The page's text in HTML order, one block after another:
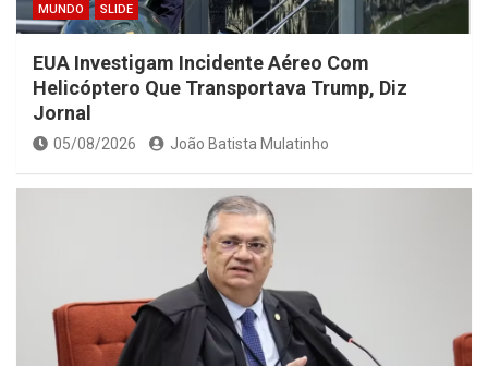
MUNDO SLIDE
EUA Investigam Incidente Aéreo Com
Helicóptero Que Transportava Trump, Diz
Jornal
05/08/2026 João Batista Mulatinho